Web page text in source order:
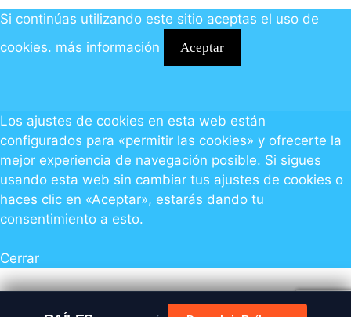
Si continúas utilizando este sitio aceptas el uso de
cookies. más información Aceptar
Los ajustes de cookies en esta web están
configurados para «permitir las cookies» y ofrecerte la
mejor experiencia de navegación posible. Si sigues
usando esta web sin cambiar tus ajustes de cookies o
haces clic en «Aceptar», estarás dando tu
consentimiento a esto.
Cerrar